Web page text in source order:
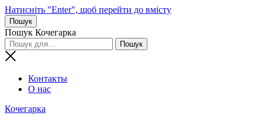
Натисніть "Enter", щоб перейти до вмісту
Пошук
Пошук Кочегарка
Контакты
О нас
Кочегарка